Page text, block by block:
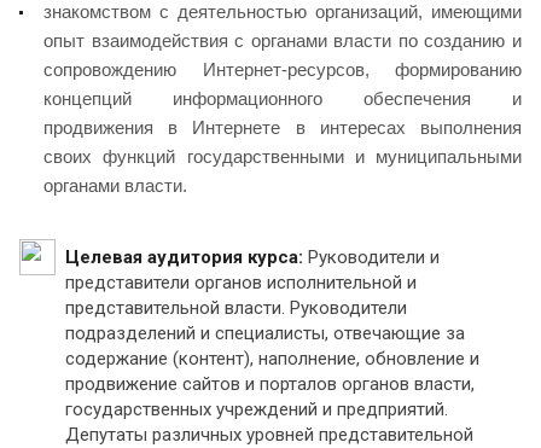
знакомством с деятельностью организаций, имеющими
опыт взаимодействия с органами власти по созданию и
сопровождению Интернет-ресурсов, формированию
концепций информационного обеспечения и
продвижения в Интернете в интересах выполнения
своих функций государственными и муниципальными
органами власти.
Целевая аудитория курса: Руководители и
представители органов исполнительной и
представительной власти. Руководители
подразделений и специалисты, отвечающие за
содержание (контент), наполнение, обновление и
продвижение сайтов и порталов органов власти,
государственных учреждений и предприятий.
Депутаты различных уровней представительной